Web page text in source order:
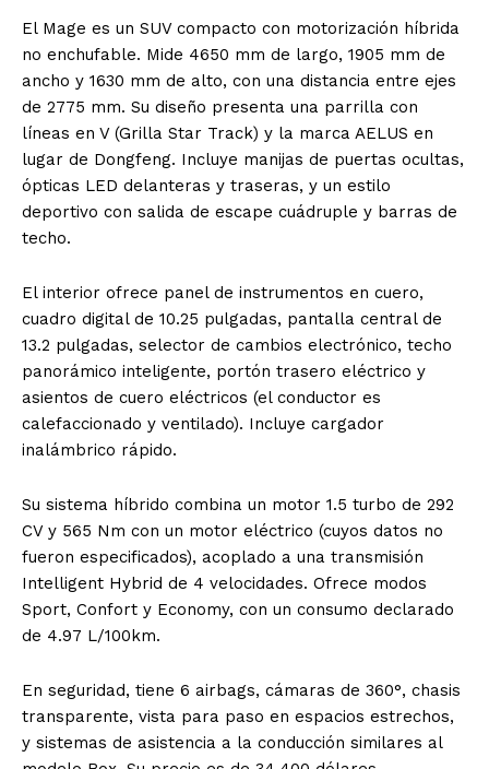
El Mage es un SUV compacto con motorización híbrida
no enchufable. Mide 4650 mm de largo, 1905 mm de
ancho y 1630 mm de alto, con una distancia entre ejes
de 2775 mm. Su diseño presenta una parrilla con
líneas en V (Grilla Star Track) y la marca AELUS en
lugar de Dongfeng. Incluye manijas de puertas ocultas,
ópticas LED delanteras y traseras, y un estilo
deportivo con salida de escape cuádruple y barras de
techo.
El interior ofrece panel de instrumentos en cuero,
cuadro digital de 10.25 pulgadas, pantalla central de
13.2 pulgadas, selector de cambios electrónico, techo
panorámico inteligente, portón trasero eléctrico y
asientos de cuero eléctricos (el conductor es
calefaccionado y ventilado). Incluye cargador
inalámbrico rápido.
Su sistema híbrido combina un motor 1.5 turbo de 292
CV y 565 Nm con un motor eléctrico (cuyos datos no
fueron especificados), acoplado a una transmisión
Intelligent Hybrid de 4 velocidades. Ofrece modos
Sport, Confort y Economy, con un consumo declarado
de 4.97 L/100km.
En seguridad, tiene 6 airbags, cámaras de 360°, chasis
transparente, vista para paso en espacios estrechos,
y sistemas de asistencia a la conducción similares al